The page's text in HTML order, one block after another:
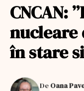
CNCAN:
nucleare
în stare
De Oana